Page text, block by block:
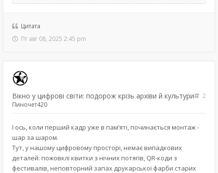
Цитата
Пт авг 08, 2025 2:45 pm
Вікно у цифрові світи: подорож крізь архіви й культури
2
Пиночет420
І ось, коли перший кадр уже в пам’яті, починається монтаж -
шар за шаром.
Тут, у нашому цифровому просторі, немає випадкових
деталей: пожовклі квитки з нічних потягів, QR-коди з
фестивалів, неповторний запах друкарської фарби старих